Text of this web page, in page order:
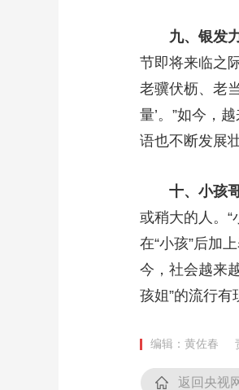
九、银发
节即将来临之
老骥伏枥、老
量’。”如今，
语也不断发展
十、小孩
或稍大的人。
在“小孩”后加
今，社会越来
孩姐”的流行有
编辑：黄佐春
返回央视